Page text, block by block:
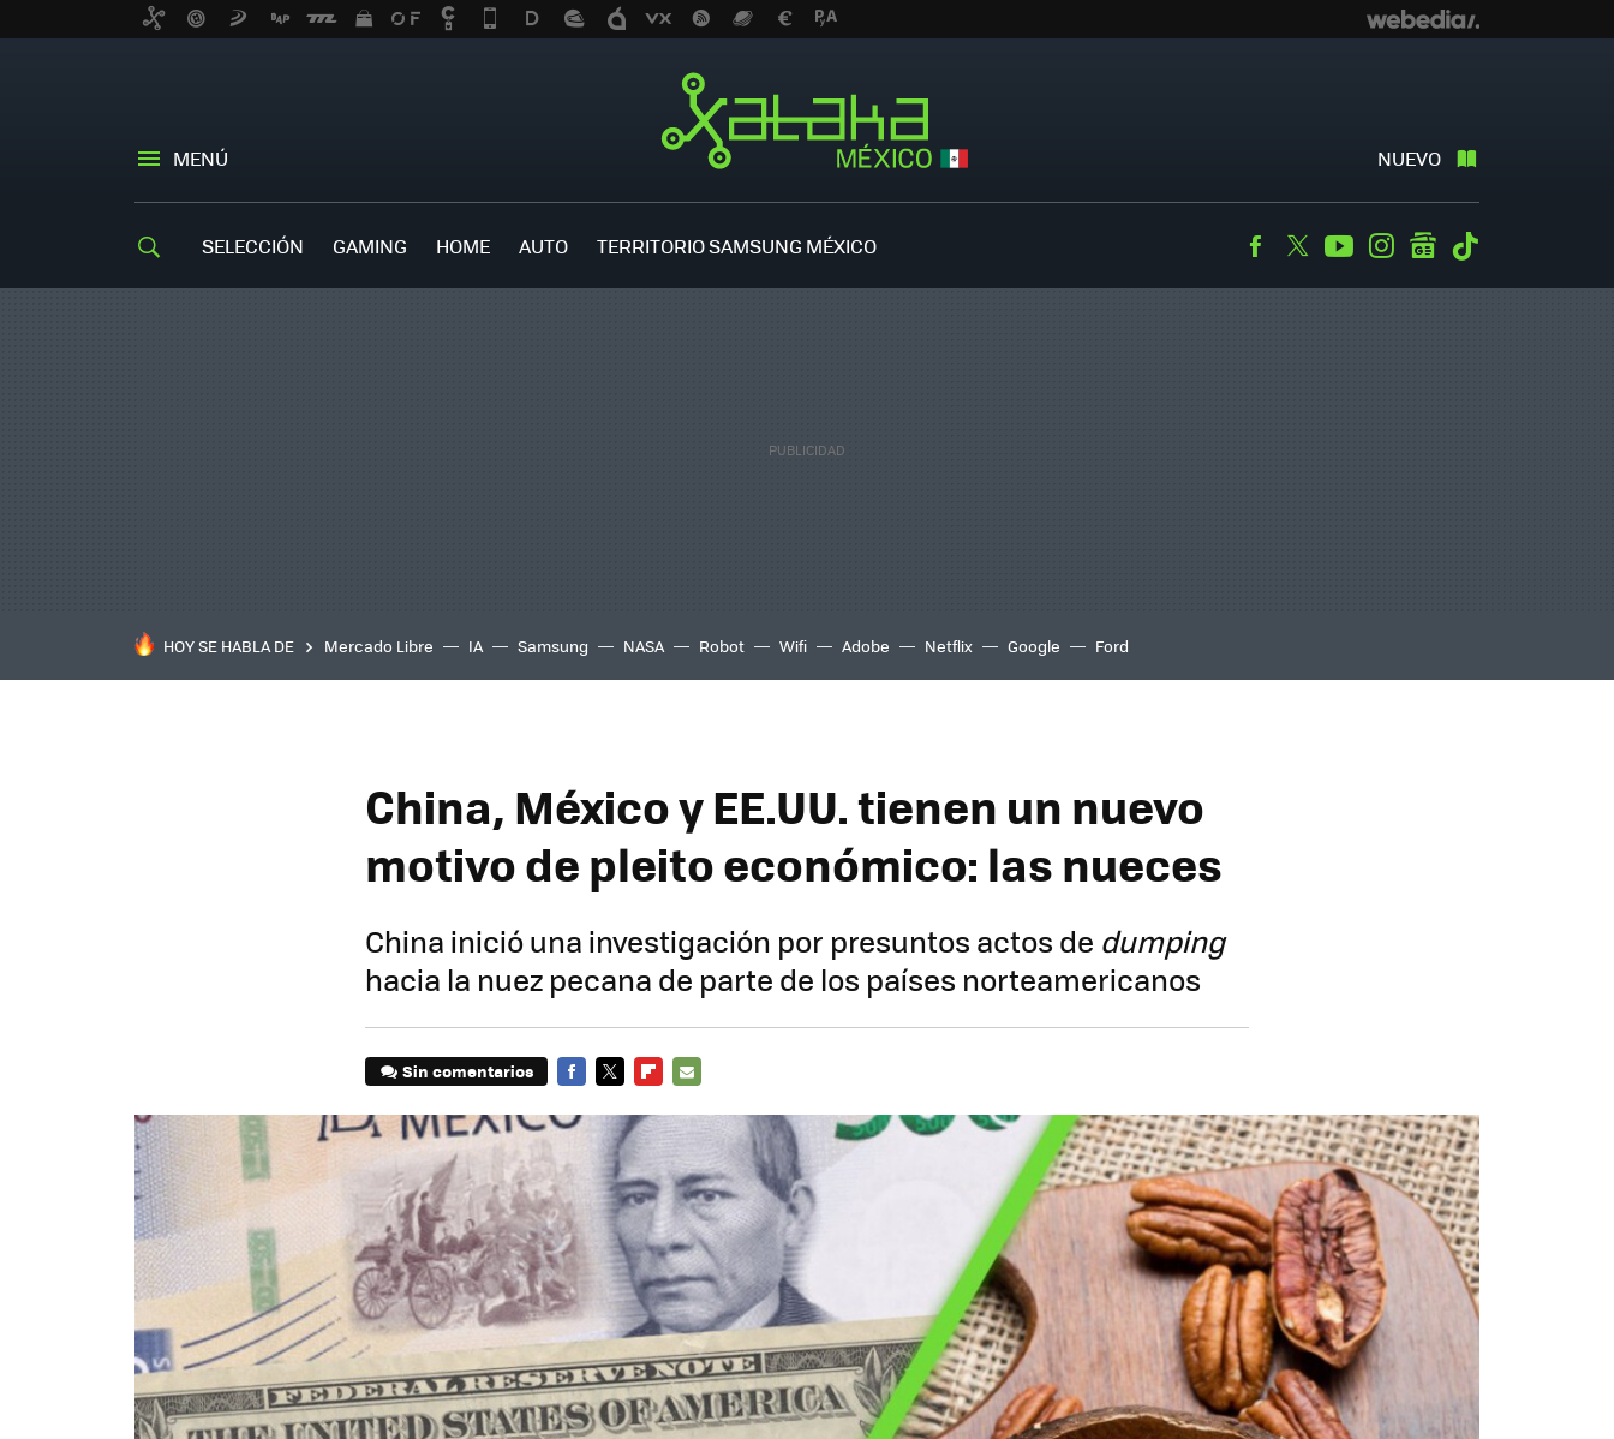
MENÚ NUEVO
SELECCIÓN GAMING HOME AUTO TERRITORIO SAMSUNG MÉXICO Facebook
TwitterYoutubeInstagramgooglenews
HOY SE HABLA DE Mercado Libre IA Samsung NASA Robot Wifi Adobe Netflix Google Ford
China, México y EE.UU. tienen un nuevo
motivo de pleito económico: las nueces
China inició una investigación por presuntos actos de dumping
hacia la nuez pecana de parte de los países norteamericanos
Sin comentarios
MAIL